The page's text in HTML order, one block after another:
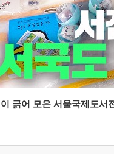
긁어 모은 서울국제도서